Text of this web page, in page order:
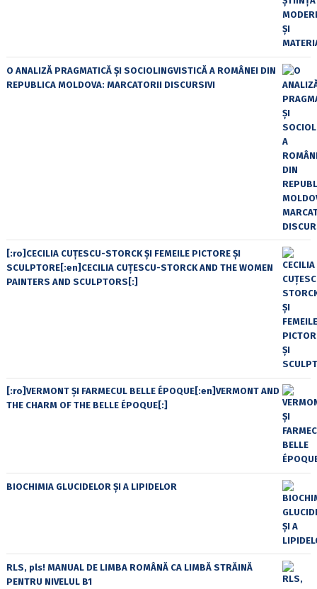
O ANALIZĂ PRAGMATICĂ ȘI SOCIOLINGVISTICĂ A ROMÂNEI DIN
REPUBLICA MOLDOVA: MARCATORII DISCURSIVI
[:ro]CECILIA CUŢESCU-STORCK ŞI FEMEILE PICTORE ŞI
SCULPTORE[:en]CECILIA CUŢESCU-STORCK AND THE WOMEN
PAINTERS AND SCULPTORS[:]
[:ro]VERMONT ȘI FARMECUL BELLE ÉPOQUE[:en]VERMONT AND
THE CHARM OF THE BELLE ÉPOQUE[:]
BIOCHIMIA GLUCIDELOR ȘI A LIPIDELOR
RLS, pls! MANUAL DE LIMBA ROMÂNĂ CA LIMBĂ STRĂINĂ
PENTRU NIVELUL B1